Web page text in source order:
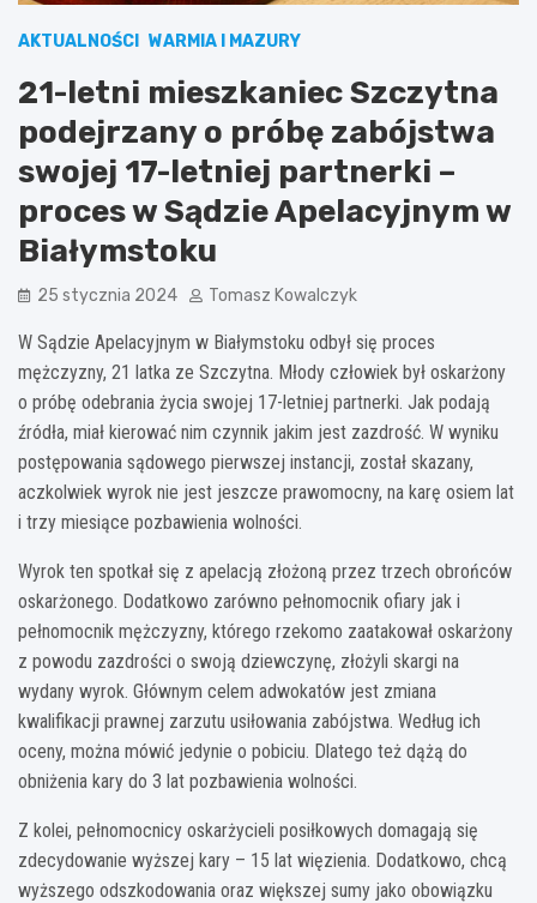
AKTUALNOŚCI WARMIA I MAZURY
21-letni mieszkaniec Szczytna
podejrzany o próbę zabójstwa
swojej 17-letniej partnerki –
proces w Sądzie Apelacyjnym w
Białymstoku
25 stycznia 2024 Tomasz Kowalczyk
W Sądzie Apelacyjnym w Białymstoku odbył się proces
mężczyzny, 21 latka ze Szczytna. Młody człowiek był oskarżony
o próbę odebrania życia swojej 17-letniej partnerki. Jak podają
źródła, miał kierować nim czynnik jakim jest zazdrość. W wyniku
postępowania sądowego pierwszej instancji, został skazany,
aczkolwiek wyrok nie jest jeszcze prawomocny, na karę osiem lat
i trzy miesiące pozbawienia wolności.
Wyrok ten spotkał się z apelacją złożoną przez trzech obrońców
oskarżonego. Dodatkowo zarówno pełnomocnik ofiary jak i
pełnomocnik mężczyzny, którego rzekomo zaatakował oskarżony
z powodu zazdrości o swoją dziewczynę, złożyli skargi na
wydany wyrok. Głównym celem adwokatów jest zmiana
kwalifikacji prawnej zarzutu usiłowania zabójstwa. Według ich
oceny, można mówić jedynie o pobiciu. Dlatego też dążą do
obniżenia kary do 3 lat pozbawienia wolności.
Z kolei, pełnomocnicy oskarżycieli posiłkowych domagają się
zdecydowanie wyższej kary – 15 lat więzienia. Dodatkowo, chcą
wyższego odszkodowania oraz większej sumy jako obowiązku